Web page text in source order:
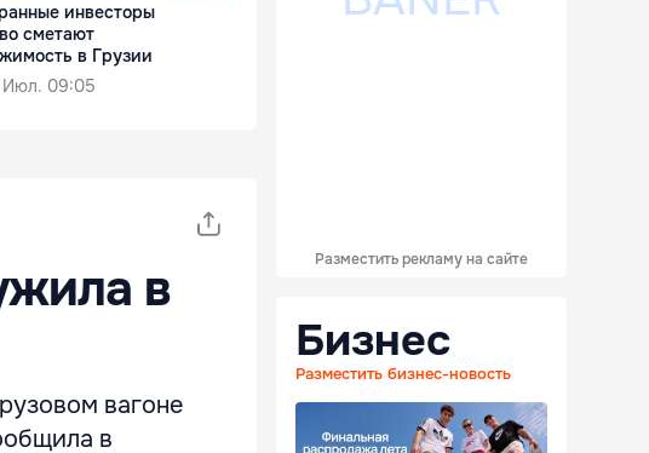
инвесторы
сметают
в Грузии
09:05
в
вагоне
в
Разместить рекламу на сайте
Бизнес
Разместить бизнес-новость